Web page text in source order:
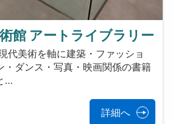
館 アートライブラリー
代美術を軸に建築・ファッショ
・ダンス・写真・映画関係の書籍
…
詳細へ